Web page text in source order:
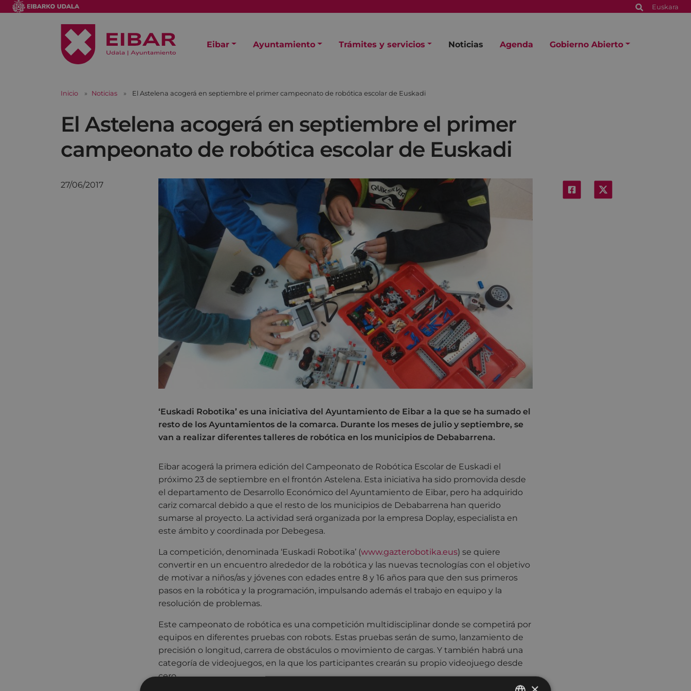
Euskara
Eibar Ayuntamiento Trámites y servicios Noticias Agenda Gobierno Abierto
Inicio Noticias El Astelena acogerá en septiembre el primer campeonato de robótica escolar de Euskadi
El Astelena acogerá en septiembre el primer
campeonato de robótica escolar de Euskadi
27/06/2017
‘Euskadi Robotika’ es una iniciativa del Ayuntamiento de Eibar a la que se ha sumado el
resto de los Ayuntamientos de la comarca. Durante los meses de julio y septiembre, se
van a realizar diferentes talleres de robótica en los municipios de Debabarrena.
Eibar acogerá la primera edición del Campeonato de Robótica Escolar de Euskadi el
próximo 23 de septiembre en el frontón Astelena. Esta iniciativa ha sido promovida desde
el departamento de Desarrollo Económico del Ayuntamiento de Eibar, pero ha adquirido
cariz comarcal debido a que el resto de los municipios de Debabarrena han querido
sumarse al proyecto. La actividad será organizada por la empresa Doplay, especialista en
este ámbito y coordinada por Debegesa.
La competición, denominada ‘Euskadi Robotika’ (www.gazterobotika.eus) se quiere
convertir en un encuentro alrededor de la robótica y las nuevas tecnologías con el objetivo
de motivar a niños/as y jóvenes con edades entre 8 y 16 años para que den sus primeros
pasos en la robótica y la programación, impulsando además el trabajo en equipo y la
resolución de problemas.
Este campeonato de robótica es una competición multidisciplinar donde se competirá por
equipos en diferentes pruebas con robots. Estas pruebas serán de sumo, lanzamiento de
precisión o longitud, carrera de obstáculos o movimiento de cargas. Y también habrá una
categoría de videojuegos, en la que los participantes crearán su propio videojuego desde
cero.